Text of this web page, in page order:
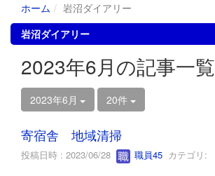
ホーム
岩沼ダイアリー
岩沼ダイアリー
2023年6月の記事一覧
2023年6月 20件
寄宿舎 地域清掃
投稿日時 : 2023/06/28 職員45 カテゴリ: